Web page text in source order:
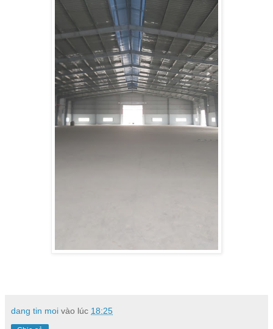
dang tin moi vào lúc 18:25